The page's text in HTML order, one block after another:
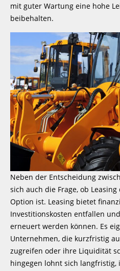
mit guter Wartung eine hohe
beibehalten.
Neben der Entscheidung
sich auch die Frage, ob
Option ist. Leasing bietet
Investitionskosten entfallen
erneuert werden können. Es
Unternehmen, die kurzfristig
zugreifen oder ihre Liquidität
hingegen lohnt sich langfristig,